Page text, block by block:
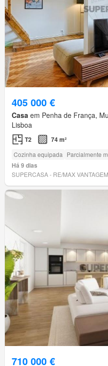
405 000 €
Casa em Penha de França,
Lisboa
T2 74 m²
Cozinha equipada Parcialmente
Há 9 dias
SUPERCASA - RE/MAX
710 000 €